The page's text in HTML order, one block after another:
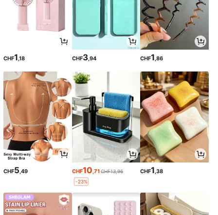
CHF1,18 CHF3,94 CHF1,86
CHF5,49 CHF10,71CHF13,96
-23%
CHF1,38